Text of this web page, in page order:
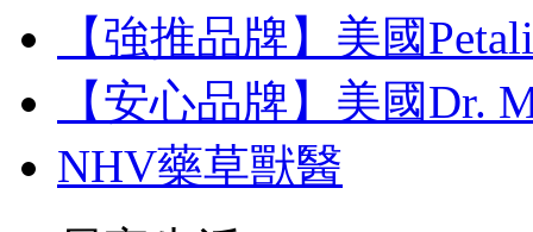
【強推品牌】美國
【安心品牌】美國Dr.
NHV藥草獸醫